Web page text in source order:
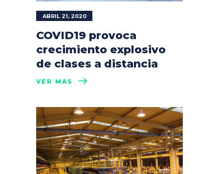
ABRIL 21, 2020
COVID19 provoca
crecimiento explosivo
de clases a distancia
VER MÁS